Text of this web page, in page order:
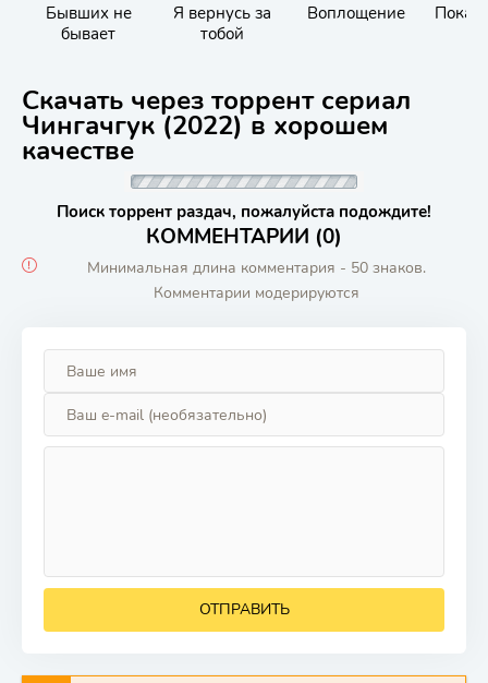
Бывших не
бывает
Я вернусь за
тобой
Воплощение
Пока
Скачать через торрент сериал
Чингачгук (2022) в хорошем
качестве
Поиск торрент раздач, пожалуйста подождите!
КОММЕНТАРИИ (0)
Минимальная длина комментария - 50 знаков.
Комментарии модерируются
ОТПРАВИТЬ